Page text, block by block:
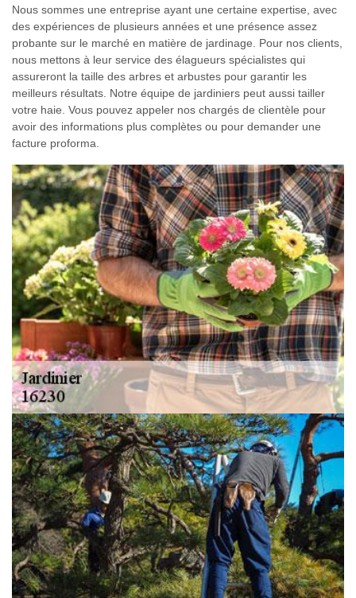
Nous sommes une entreprise ayant une certaine expertise, avec
des expériences de plusieurs années et une présence assez
probante sur le marché en matière de jardinage. Pour nos clients,
nous mettons à leur service des élagueurs spécialistes qui
assureront la taille des arbres et arbustes pour garantir les
meilleurs résultats. Notre équipe de jardiniers peut aussi tailler
votre haie. Vous pouvez appeler nos chargés de clientèle pour
avoir des informations plus complètes ou pour demander une
facture proforma.